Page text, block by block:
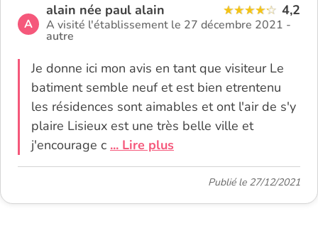
A
alain née paul alain 4,2
A visité l'établissement le 27 décembre 2021 -
autre
Je donne ici mon avis en tant que visiteur Le
batiment semble neuf et est bien etrentenu
les résidences sont aimables et ont l'air de s'y
plaire Lisieux est une très belle ville et
j'encourage c ... Lire plus
Publié le 27/12/2021